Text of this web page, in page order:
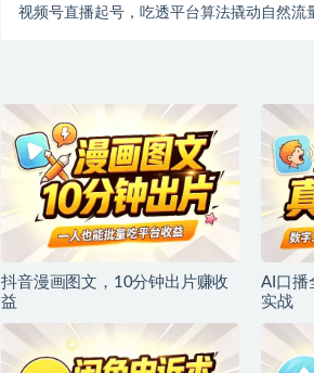
视频号直播起号，吃透平台算法撬动自然流
抖音漫画图文，10分钟出片赚收
益
AI口播
实战